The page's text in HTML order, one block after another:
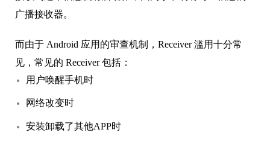
广播接收器。
而由于 Android 应用的审查机制，Receiver 滥用十分常
见，常见的 Receiver 包括：
用户唤醒手机时
网络改变时
安装卸载了其他APP时